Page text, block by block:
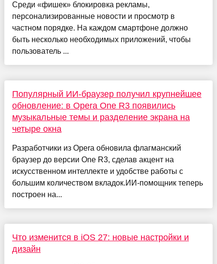
Среди «фишек» блокировка рекламы,
персонализированные новости и просмотр в
частном порядке. На каждом смартфоне должно
быть несколько необходимых приложений, чтобы
пользователь ...
Популярный ИИ-браузер получил крупнейшее
обновление: в Opera One R3 появились
музыкальные темы и разделение экрана на
четыре окна
Разработчики из Opera обновила флагманский
браузер до версии One R3, сделав акцент на
искусственном интеллекте и удобстве работы с
большим количеством вкладок.ИИ-помощник теперь
построен на...
Что изменится в iOS 27: новые настройки и
дизайн